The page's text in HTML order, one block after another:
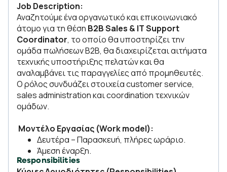
Job Description:
Αναζητούμε ένα οργανωτικό και επικοινωνιακό
άτομο για τη θέση B2B Sales & IT Support
Coordinator, το οποίο θα υποστηρίζει την
ομάδα πωλήσεων B2B, θα διαχειρίζεται αιτήματα
τεχνικής υποστήριξης πελατών και θα
αναλαμβάνει τις παραγγελίες από προμηθευτές.
Ο ρόλος συνδυάζει στοιχεία customer service,
sales administration και coordination τεχνικών
ομάδων.
Μοντέλο Εργασίας (Work model):
Δευτέρα – Παρασκευή, πλήρες ωράριο.
Άμεση έναρξη.
Responsibilities